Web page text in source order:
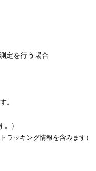
定を行う場合
。
）
ラッキング情報を含みます）